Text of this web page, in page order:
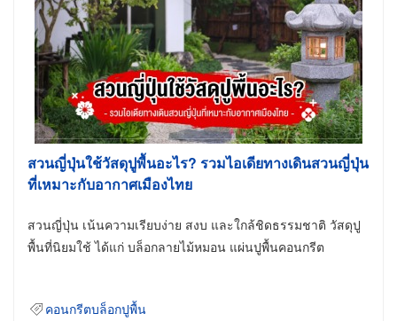
สวนญี่ปุ่นใช้วัสดุปูพื้นอะไร? รวมไอเดียทางเดินสวนญี่ปุ่น
ที่เหมาะกับอากาศเมืองไทย
สวนญี่ปุ่น เน้นความเรียบง่าย สงบ และใกล้ชิดธรรมชาติ วัสดุปู
พื้นที่นิยมใช้ ได้แก่ บล็อกลายไม้หมอน แผ่นปูพื้นคอนกรีต
คอนกรีตบล็อกปูพื้น